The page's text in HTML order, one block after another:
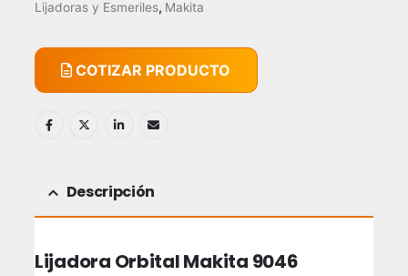
Lijadoras y Esmeriles, Makita
COTIZAR PRODUCTO
Descripción
Lijadora Orbital Makita 9046